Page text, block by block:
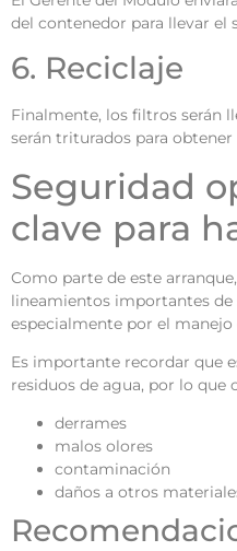
del contenedor para llevar el
6. Reciclaje
Finalmente, los filtros serán
serán triturados para
Seguridad
clave para
Como parte de este
lineamientos importantes de
especialmente por el manejo
Es importante recordar que
residuos de agua, por lo que
derrames
malos olores
contaminación
daños a otros